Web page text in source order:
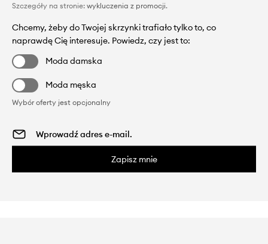
Szczegóły na stronie: wykluczenia z promocji.
Chcemy, żeby do Twojej skrzynki trafiało tylko to, co
naprawdę Cię interesuje. Powiedz, czy jest to:
Moda damska
Moda męska
Wybór oferty jest opcjonalny
Zapisz mnie